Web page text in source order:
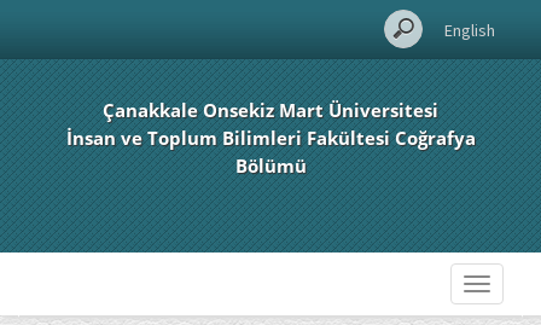
English
Çanakkale Onsekiz Mart Üniversitesi
İnsan ve Toplum Bilimleri Fakültesi Coğrafya
Bölümü
Toggle